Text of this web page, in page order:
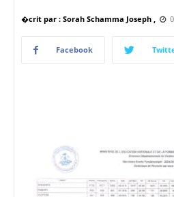
�crit par : Sorah Schamma Joseph ,
Facebook